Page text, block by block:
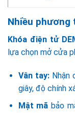
Nhiều
Khóa điện tử
lựa chọn mở cửa
Vân tay:Nhận
giây, độ chính
Mật mã bảo